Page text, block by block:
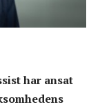
har ansat